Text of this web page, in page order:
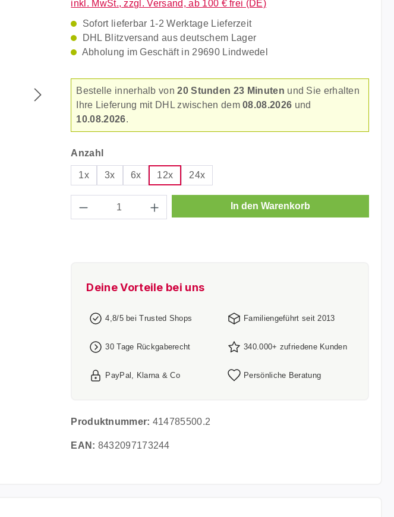
inkl. MwSt., zzgl. Versand, ab 100 € frei (DE)
Sofort lieferbar 1-2 Werktage Lieferzeit
DHL Blitzversand aus deutschem Lager
Abholung im Geschäft in 29690 Lindwedel
Bestelle innerhalb von20 Stunden 23 Minuten und Sie erhalten
Ihre Lieferung mit DHL zwischen dem08.08.2026 und
10.08.2026.
Anzahl auswählen
1x 3x 6x 12x 24x
Produkt Anzahl: Gib den gewünschten Wert ein
In den Warenkorb
Deine Vorteile bei uns
4,8/5 bei Trusted Shops Familiengeführt seit 2013
30 Tage Rückgaberecht 340.000+ zufriedene Kunden
PayPal, Klarna & Co Persönliche Beratung
Produktnummer: 414785500.2
EAN: 8432097173244